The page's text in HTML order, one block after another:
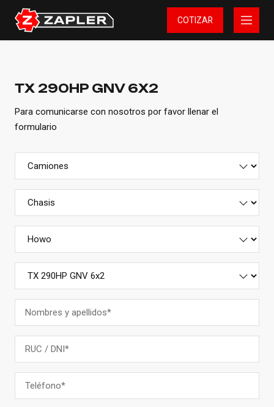
COTIZAR
TX 290HP GNV 6X2
Para comunicarse con nosotros por favor llenar el
formulario